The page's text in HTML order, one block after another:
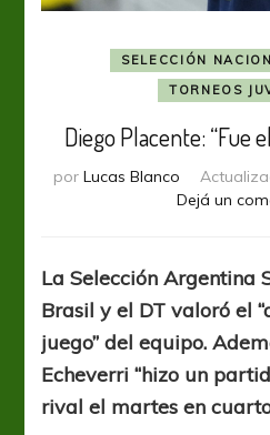
SELECCIÓN
TORNEOS
Diego Placente: “Fue
por Lucas Blanco
Dejá un
La Selección Argentina
Brasil y el DT valoró el
juego” del equipo.
Echeverri “hizo un
rival el martes en